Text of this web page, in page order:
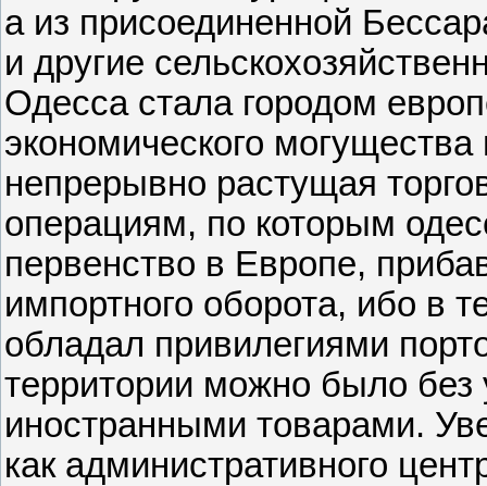
а из присоединенной
и другие
Одесса стала городом
экономического
непрерывно растущая
операциям, по которым
первенство в Европе,
импортного оборота, ибо в
обладал привилегиями
территории можно было
иностранными товарами.
как административного